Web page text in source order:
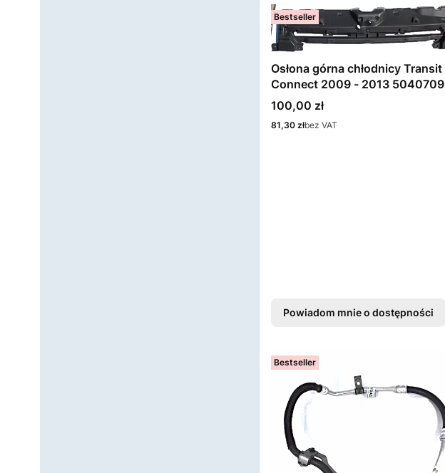
Bestseller
Osłona górna chłodnicy Transit
Connect 2009 - 2013 5040709
Cena
100,00 zł
Cena
81,30 złbez VAT
Powiadom mnie o dostępności
Bestseller